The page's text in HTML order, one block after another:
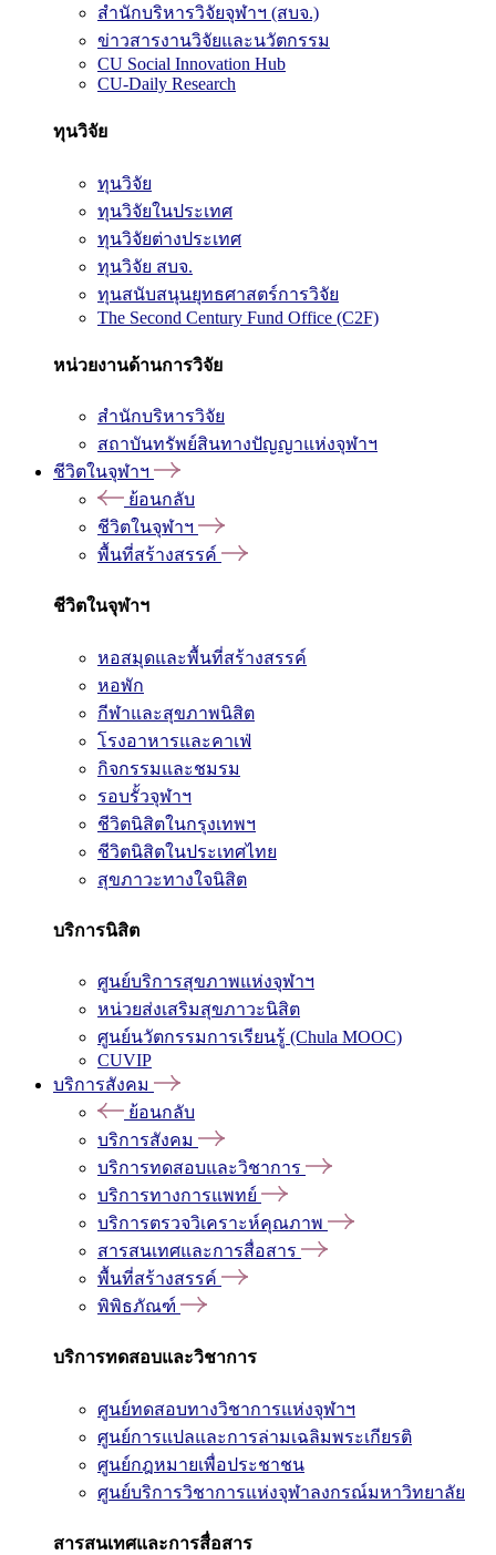
สำนักบริหารวิจัยจุฬาฯ (สบจ.)
ข่าวสารงานวิจัยและนวัตกรรม
CU Social Innovation Hub
CU-Daily Research
ทุนวิจัย
ทุนวิจัย
ทุนวิจัยในประเทศ
ทุนวิจัยต่างประเทศ
ทุนวิจัย สบจ.
ทุนสนับสนุนยุทธศาสตร์การวิจัย
The Second Century Fund Office (C2F)
หน่วยงานด้านการวิจัย
สำนักบริหารวิจัย
สถาบันทรัพย์สินทางปัญญาแห่งจุฬาฯ
ชีวิตในจุฬาฯ
ย้อนกลับ
ชีวิตในจุฬาฯ
พื้นที่สร้างสรรค์
ชีวิตในจุฬาฯ
หอสมุดและพื้นที่สร้างสรรค์
หอพัก
กีฬาและสุขภาพนิสิต
โรงอาหารและคาเฟ่
กิจกรรมและชมรม
รอบรั้วจุฬาฯ
ชีวิตนิสิตในกรุงเทพฯ
ชีวิตนิสิตในประเทศไทย
สุขภาวะทางใจนิสิต
บริการนิสิต
ศูนย์บริการสุขภาพแห่งจุฬาฯ
หน่วยส่งเสริมสุขภาวะนิสิต
ศูนย์นวัตกรรมการเรียนรู้ (Chula MOOC)
CUVIP
บริการสังคม
ย้อนกลับ
บริการสังคม
บริการทดสอบและวิชาการ
บริการทางการแพทย์
บริการตรวจวิเคราะห์คุณภาพ
สารสนเทศและการสื่อสาร
พื้นที่สร้างสรรค์
พิพิธภัณฑ์
บริการทดสอบและวิชาการ
ศูนย์ทดสอบทางวิชาการแห่งจุฬาฯ
ศูนย์การแปลและการล่ามเฉลิมพระเกียรติ
ศูนย์กฎหมายเพื่อประชาชน
ศูนย์บริการวิชาการแห่งจุฬาลงกรณ์มหาวิทยาลัย
สารสนเทศและการสื่อสาร